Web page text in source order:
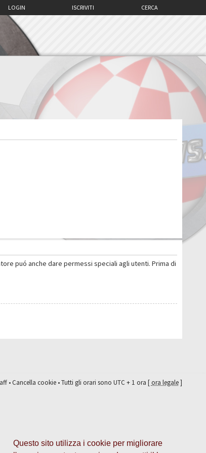
Questo sito utilizza i cookie per migliorare
CERCA
ISCRIVITI
LOGIN
puó anche dare permessi speciali agli utenti. Prima di
•Cancella cookie• Tutti gli orari sono UTC + 1 ora [ora legale]